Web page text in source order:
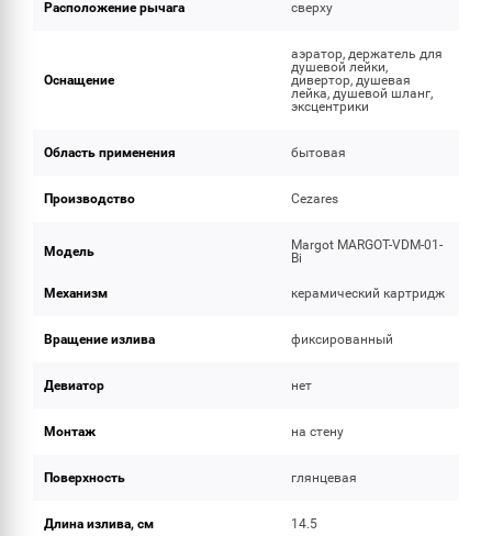
Расположение рычага сверху
Оснащение
аэратор, держатель для
душевой лейки,
дивертор, душевая
лейка, душевой шланг,
эксцентрики
Область применения бытовая
Производство Cezares
Модель
Margot MARGOT-VDM-01-
Bi
Механизм керамический картридж
Вращение излива фиксированный
Девиатор нет
Монтаж на стену
Поверхность глянцевая
Длина излива, см 14.5